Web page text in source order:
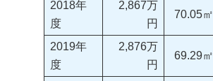
2018年
度
2,867万
円
70.05㎡
2019年
度
2,876万
円
69.29㎡